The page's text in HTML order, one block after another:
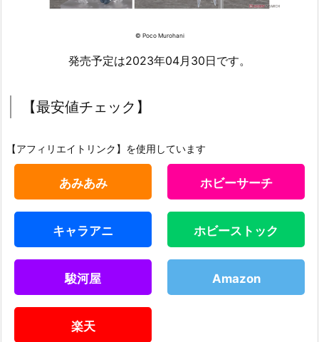
© Poco Murohani
発売予定は2023年04月30日です。
【最安値チェック】
【アフィリエイトリンク】を使用しています
あみあみ ホビーサーチ
キャラアニ ホビーストック
駿河屋 Amazon
楽天